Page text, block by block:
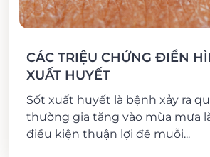
CÁC TRIỆU CHỨNG ĐIỂN
XUẤT HUYẾT
Sốt xuất huyết là bệnh xảy ra
thường gia tăng vào mùa mưa
điều kiện thuận lợi để muỗi...